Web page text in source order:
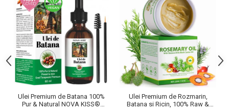
Ulei Premium de Batana 100%
Pur & Natural NOVA KISS®
Ulei Premium de Rozmarin,
Batana si Ricin, 100% Raw &